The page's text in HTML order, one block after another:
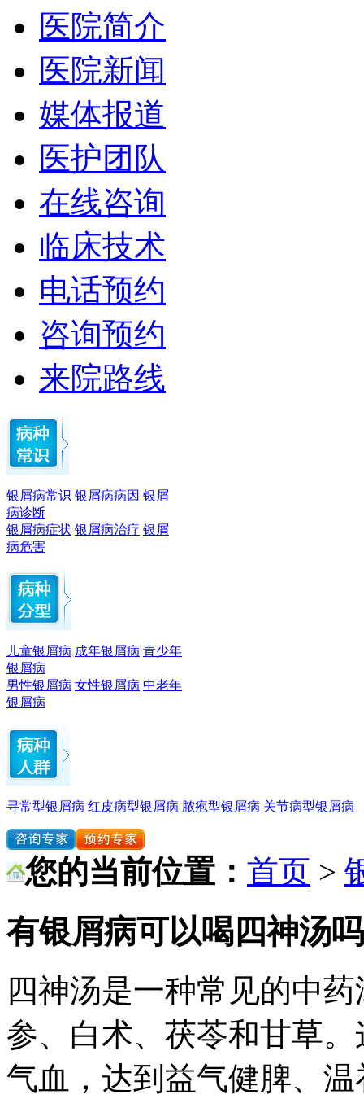
医院简介
医院新闻
媒体报道
医护团队
在线咨询
临床技术
电话预约
咨询预约
来院路线
银屑病常识 银屑病病因 银屑
病诊断
银屑病症状 银屑病治疗 银屑
病危害
儿童银屑病 成年银屑病 青少年
银屑病
男性银屑病 女性银屑病 中老年
银屑病
寻常型银屑病 红皮病型银屑病 脓疱型银屑病 关节病型银屑病
您的当前位置： 首页 >
有银屑病可以喝四神汤吗
四神汤是一种常见的中
参、白术、茯苓和甘草
气血，达到益气健脾、